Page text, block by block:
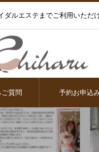
ダルエステまでご利用いただ
質問 予約お申込